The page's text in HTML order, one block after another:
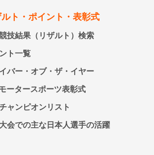
ルト・ポイント・表彰式
技結果（リザルト）検索
ト一覧
イバー・オブ・ザ・イヤー
ータースポーツ表彰式
ャンピオンリスト
会での主な日本人選手の活躍